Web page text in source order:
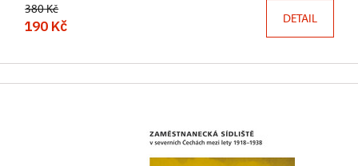
380 Kč
190 Kč DETAIL